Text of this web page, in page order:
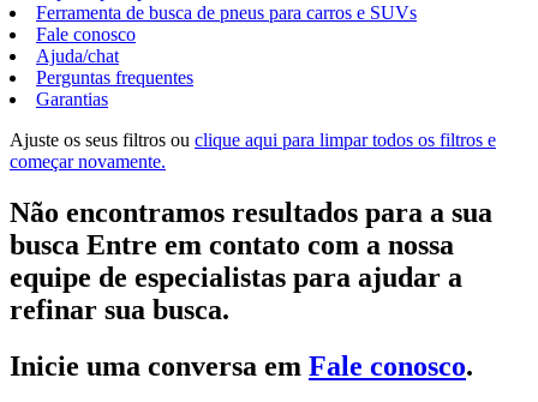
Ferramenta de busca de pneus para carros e SUVs
Fale conosco
Ajuda/chat
Perguntas frequentes
Garantias
Ajuste os seus filtros ou clique aqui para limpar todos os filtros e
começar novamente.
Não encontramos resultados para a sua
busca Entre em contato com a nossa
equipe de especialistas para ajudar a
refinar sua busca.
Inicie uma conversa em Fale conosco.